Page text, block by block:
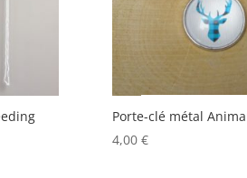
Porte-clé métal
4,00€